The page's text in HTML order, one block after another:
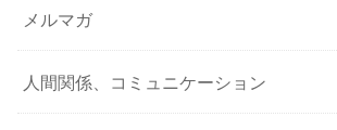
メルマガ
人間関係、コミュニケーション